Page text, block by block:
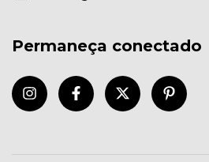
Permaneça conectado